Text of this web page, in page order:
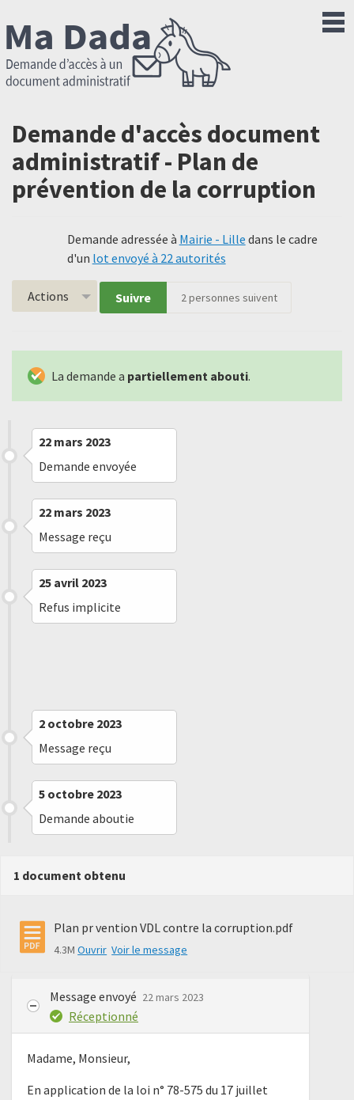
Demande d'accès document
administratif - Plan de
prévention de la corruption
Demande adressée à Mairie - Lille dans le cadre
d'un lot envoyé à 22 autorités
Actions Suivre 2personnes suivent
La demande a partiellement abouti.
22 mars 2023
Demande envoyée
22 mars 2023
Message reçu
25 avril 2023
Refus implicite
2 octobre 2023
Message reçu
5 octobre 2023
Demande aboutie
1 document obtenu
Plan pr vention VDL contre la corruption.pdf
4.3MOuvrir Voir le message
Message envoyé 22 mars 2023
Réceptionné
Madame, Monsieur,
En application de la loi n° 78-575 du 17 juillet